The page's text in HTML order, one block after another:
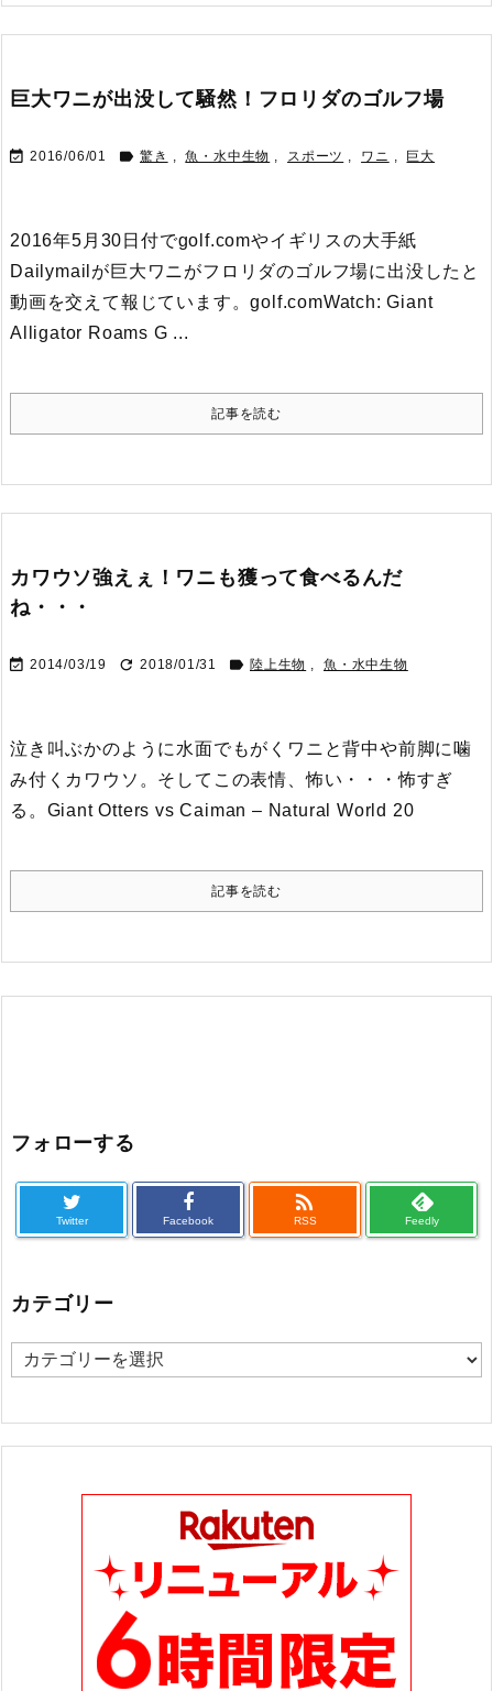
巨大ワニが出没して騒然！フロリダのゴルフ場
 2016/06/01  驚き , 魚・水中生物 , スポーツ , ワニ , 巨大
2016年5月30日付でgolf.comやイギリスの大手紙
Dailymailが巨大ワニがフロリダのゴルフ場に出没したと
動画を交えて報じています。golf.comWatch: Giant
Alligator Roams G ...
記事を読む
カワウソ強えぇ！ワニも獲って食べるんだ
ね・・・
 2014/03/19  2018/01/31  陸上生物 , 魚・水中生物
泣き叫ぶかのように水面でもがくワニと背中や前脚に噛
み付くカワウソ。 そしてこの表情、怖い・・・怖すぎ
る。 Giant Otters vs Caiman – Natural World 20
記事を読む
フォローする
Twitter Facebook

RSS Feedly
カテゴリー
カ
ゴ